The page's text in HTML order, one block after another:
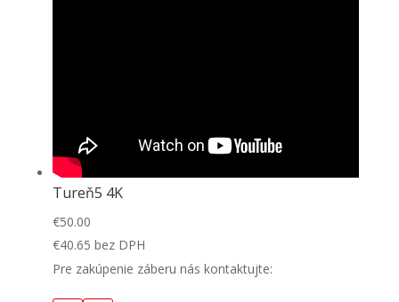
Tureň5 4K
€50.00
€40.65 bez DPH
Pre zakúpenie záberu nás kontaktujte: